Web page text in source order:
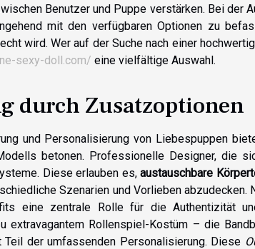
Benutzer und Puppe verstärken. Bei der
mit den verfügbaren Optionen zu
wird. Wer auf der Suche nach einer
sexy-doll.com/ eine vielfältige Auswahl.
durch Zusatzoptionen
und Personalisierung von Liebespuppen
betonen. Professionelle Designer, die
Diese erlauben es,austauschbare
Szenarien und Vorlieben
eine zentrale Rolle für die Authentizität
extravagantem Rollenspiel-Kostüm – die
der umfassenden Personalisierung. Diese